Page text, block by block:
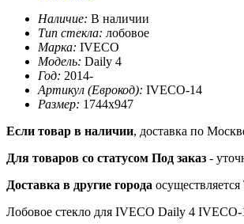
Наличие: В наличии
Тип стекла: лобовое
Марка: IVECO
Модель: Daily 4
Год: 2014-
Артикул (Еврокод): IVECO-14
Размер: 1744х947
Если товар в наличии, доставка по
Для товаров со статусом Под заказ -
Доставка в другие города
Лобовое стекло для IVECO Daily 4 IVECO-